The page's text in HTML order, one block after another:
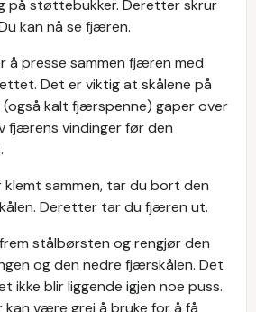
på støttebukker. Deretter skrur
kan nå se fjæren.
å presse sammen fjæren med
Det er viktig at skålene på
kalt fjærspenne) gaper over
fjærens vindinger før den
sammen, tar du bort den
Deretter tar du fjæren ut.
stålbørsten og rengjør den
og den nedre fjærskålen. Det
ikke blir liggende igjen noe puss.
kan være grei å bruke for å få